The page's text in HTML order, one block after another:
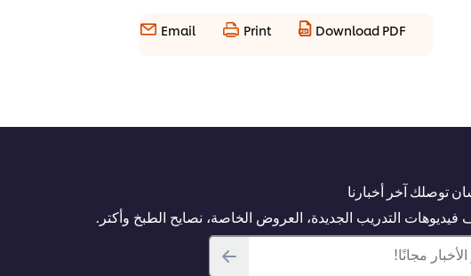
Download PDF
Print
Email
توصلك آخر أخبارنا
التدريب الجديدة، العروض الخاصة، نصايح الطبخ وأكتر.
مجانًا!